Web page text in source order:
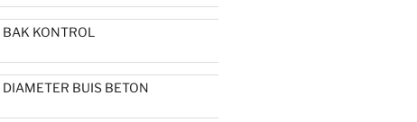
BAK KONTROL
DIAMETER BUIS BETON